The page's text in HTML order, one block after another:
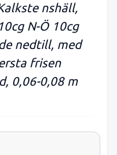
nshäll,
N-Ö 10cg
nedtill, med
frisen
0,06-0,08 m